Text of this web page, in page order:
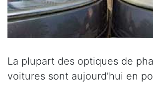
La plupart des optiques de
voitures sont aujourd’hui en